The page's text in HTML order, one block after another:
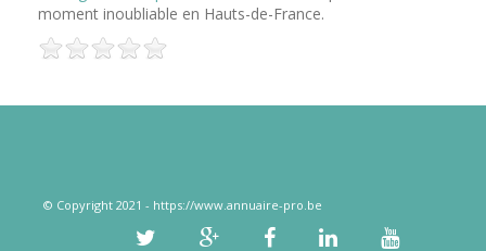
moment inoubliable en Hauts-de-France.
© Copyright 2021 - https://www.annuaire-pro.be